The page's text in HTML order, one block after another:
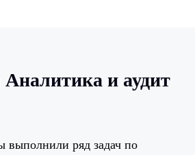
и аудит
выполнили ряд задач по